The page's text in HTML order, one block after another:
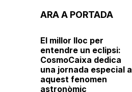
ARA A PORTADA
El millor lloc per
entendre un eclipsi:
CosmoCaixa dedica
una jornada especial a
aquest fenomen
astronòmic